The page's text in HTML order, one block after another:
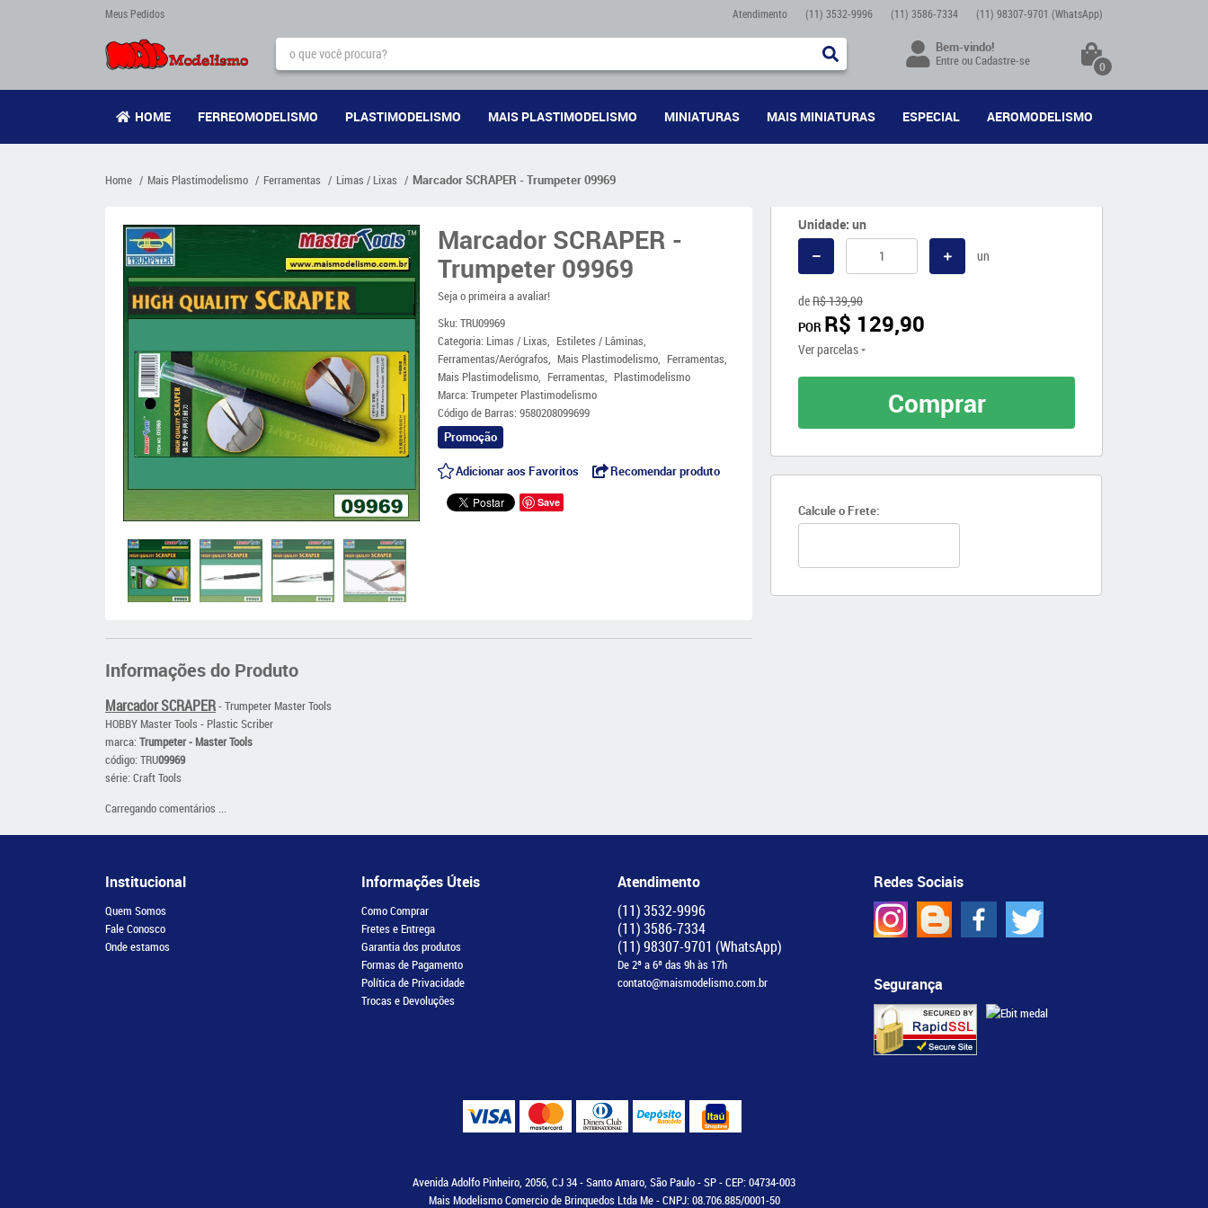
Meus Pedidos Atendimento (11) 3532-9996 (11) 3586-7334 (11) 98307-9701 (WhatsApp)
Bem-vindo!
EntreouCadastre-se 0
HOME FERREOMODELISMO PLASTIMODELISMO MAIS PLASTIMODELISMO MINIATURAS MAIS MINIATURAS ESPECIAL AEROMODELISMO
Home Mais Plastimodelismo Ferramentas Limas / Lixas Marcador SCRAPER - Trumpeter 09969
Marcador SCRAPER -
Trumpeter 09969
Seja o primeira a avaliar!
Sku:TRU09969
Categoria: Limas / Lixas
Estiletes / Lâminas
Ferramentas/Aerógrafos
Mais Plastimodelismo
Ferramentas
Mais Plastimodelismo
Ferramentas
Plastimodelismo
Marca:Trumpeter Plastimodelismo
Código de Barras:9580208099699
Promoção
Adicionar aos Favoritos Recomendar produto
Save
Unidade: un
un
deR$ 139,90
POR R$ 129,90
Ver parcelas
Comprar
Calcule o Frete:
Informações do Produto
Marcador SCRAPER- Trumpeter Master Tools
HOBBY Master Tools - Plastic Scriber
marca:Trumpeter - Master Tools
código: TRU09969
série: Craft Tools
Carregando comentários ...
Institucional
Quem Somos
Fale Conosco
Onde estamos
Informações Úteis
Como Comprar
Fretes e Entrega
Garantia dos produtos
Formas de Pagamento
Política de Privacidade
Trocas e Devoluções
Atendimento
(11)3532-9996
(11)3586-7334
(11)98307-9701 (WhatsApp)
De 2ª a 6ª das 9h às 17h
contato@maismodelismo.com.br
Redes Sociais
Segurança
Avenida Adolfo Pinheiro, 2056, CJ 34-Santo Amaro, São Paulo-SP-CEP: 04734-003
Mais Modelismo Comercio de Brinquedos Ltda Me - CNPJ: 08.706.885/0001-50